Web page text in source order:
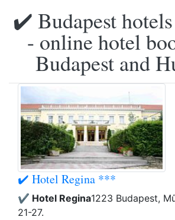
✔️ Budapest
- online hotel
Budapest and
✔️ Hotel Regina ***
✔️ Hotel Regina1223 Budapest,
21-27.